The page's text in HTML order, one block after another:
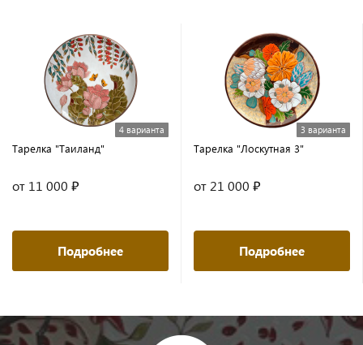
4 варианта
Тарелка "Таиланд"
от 11 000 ₽
Подробнее
3 варианта
Тарелка "Лоскутная 3"
от 21 000 ₽
Подробнее